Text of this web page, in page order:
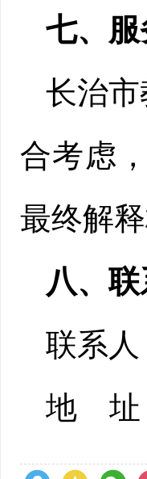
七、
长治
合考虑
最终解释
八、
联系人
地 址